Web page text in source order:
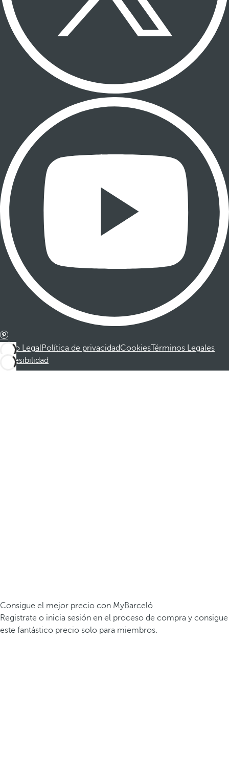
Aviso LegalPolítica de privacidadCookiesTérminos Legales
Accesibilidad
Consigue el mejor precio con MyBarceló
Registrate o inicia sesión en el proceso de compra y consigue
este fantástico precio solo para miembros.